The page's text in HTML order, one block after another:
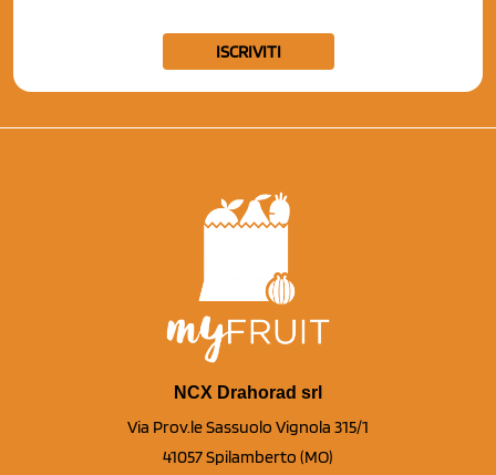
ISCRIVITI
NCX Drahorad srl
Via Prov.le Sassuolo Vignola 315/1
41057 Spilamberto (MO)